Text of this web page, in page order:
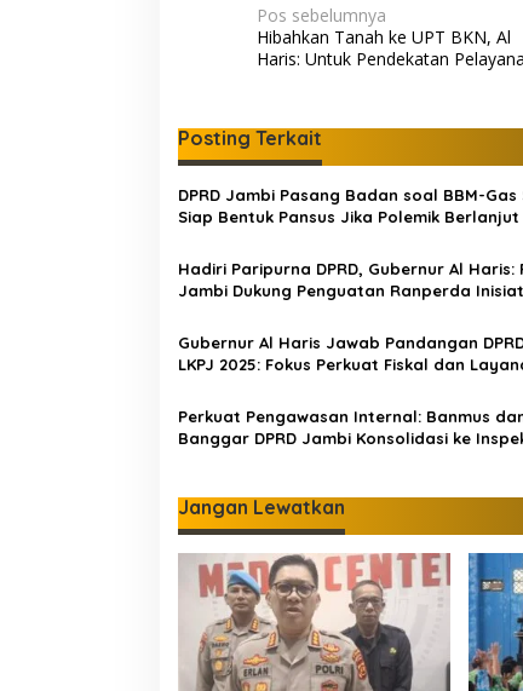
N
a
i
g
a
s
i
p
o
s
Pos sebelumnya
Hibahkan Tanah ke UPT BKN, Al
Haris: Untuk Pendekatan
Posting Terkait
DPRD Jambi Pasang Badan soal BBM-Gas
Siap Bentuk Pansus Jika Polemik Berlanjut
Hadiri Paripurna DPRD, Gubernur Al Haris:
Jambi Dukung Penguatan Ranperda
Gubernur Al Haris Jawab Pandangan
LKPJ 2025: Fokus Perkuat Fiskal dan
Perkuat Pengawasan Internal: Banmus
Banggar DPRD Jambi Konsolidasi ke
Jangan Lewatkan